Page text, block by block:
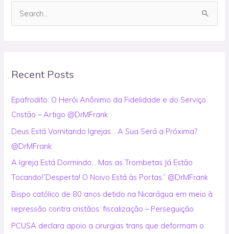
c
f
o
r
:
Recent Posts
Epafrodito: O Herói Anônimo da Fidelidade e do Serviço
Cristão – Artigo @DrMFrank
Deus Está Vomitando Igrejas… A Sua Será a Próxima?
@DrMFrank
A Igreja Está Dormindo… Mas as Trombetas Já Estão
Tocando!”Desperta! O Noivo Está às Portas.” @DrMFrank
Bispo católico de 80 anos detido na Nicarágua em meio à
repressão contra cristãos: fiscalização – Perseguição
PCUSA declara apoio a cirurgias trans que deformam o